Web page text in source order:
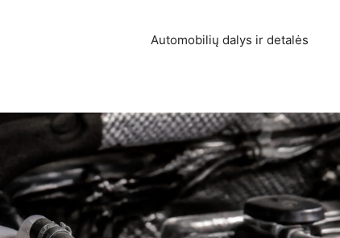
Automobilių dalys ir detalės